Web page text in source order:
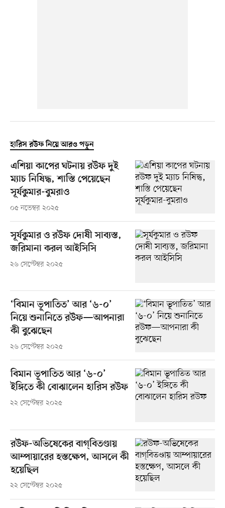
হারিস রউফ নিয়ে আরও পড়ুন
এশিয়া কাপের ঘটনায় রউফ দুই
ম্যাচ নিষিদ্ধ, শাস্তি পেয়েছেন
সূর্যকুমার-বুমরাও
০৫ নভেম্বর ২০২৫
সূর্যকুমার ও রউফ দোষী সাব্যস্ত,
জরিমানা করল আইসিসি
২৬ সেপ্টেম্বর ২০২৫
‘বিমান ভূপাতিত’ আর ‘৬-০’
নিয়ে শুনানিতে রউফ—আপনারা
কী বুঝেছেন
২৬ সেপ্টেম্বর ২০২৫
বিমান ভূপাতিত আর ‘৬-০’
ইঙ্গিতে কী বোঝালেন হারিস রউফ
২২ সেপ্টেম্বর ২০২৫
রউফ-অভিষেকের বাগ্‌বিতণ্ডায়
আম্পায়ারের হস্তক্ষেপ, আসলে কী
হয়েছিল
২২ সেপ্টেম্বর ২০২৫